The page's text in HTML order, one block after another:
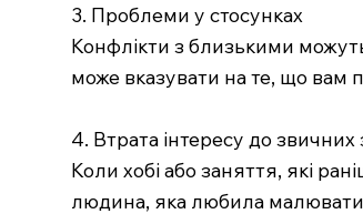
3. Проблеми у стосунках
Конфлікти з близькими
може вказувати на те, що вам
4. Втрата інтересу до звичних
Коли хобі або заняття, які
людина, яка любила